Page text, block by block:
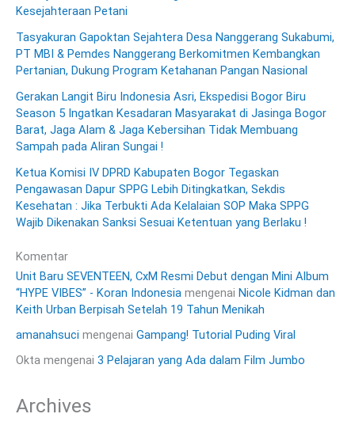
Kesejahteraan Petani
Tasyakuran Gapoktan Sejahtera Desa Nanggerang Sukabumi,
PT MBI & Pemdes Nanggerang Berkomitmen Kembangkan
Pertanian, Dukung Program Ketahanan Pangan Nasional
Gerakan Langit Biru Indonesia Asri, Ekspedisi Bogor Biru
Season 5 Ingatkan Kesadaran Masyarakat di Jasinga Bogor
Barat, Jaga Alam & Jaga Kebersihan Tidak Membuang
Sampah pada Aliran Sungai !
Ketua Komisi IV DPRD Kabupaten Bogor Tegaskan
Pengawasan Dapur SPPG Lebih Ditingkatkan, Sekdis
Kesehatan : Jika Terbukti Ada Kelalaian SOP Maka SPPG
Wajib Dikenakan Sanksi Sesuai Ketentuan yang Berlaku !
Komentar
Unit Baru SEVENTEEN, CxM Resmi Debut dengan Mini Album
“HYPE VIBES” - Koran Indonesia mengenai Nicole Kidman dan
Keith Urban Berpisah Setelah 19 Tahun Menikah
amanahsuci mengenai Gampang! Tutorial Puding Viral
Okta mengenai 3 Pelajaran yang Ada dalam Film Jumbo
Archives